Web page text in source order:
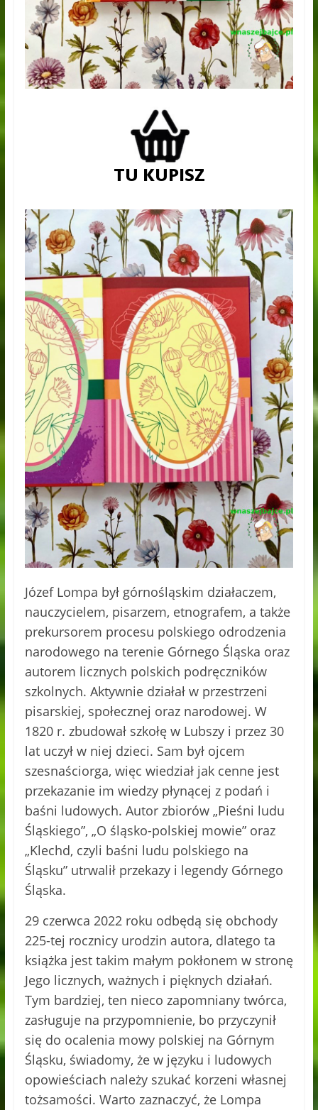
Józef Lompa był górnośląskim działaczem,
nauczycielem, pisarzem, etnografem, a także
prekursorem procesu polskiego odrodzenia
narodowego na terenie Górnego Śląska oraz
autorem licznych polskich podręczników
szkolnych. Aktywnie działał w przestrzeni
pisarskiej, społecznej oraz narodowej. W
1820 r. zbudował szkołę w Lubszy i przez 30
lat uczył w niej dzieci. Sam był ojcem
szesnaściorga, więc wiedział jak cenne jest
przekazanie im wiedzy płynącej z podań i
baśni ludowych. Autor zbiorów „Pieśni ludu
Śląskiego”, „O śląsko-polskiej mowie” oraz
„Klechd, czyli baśni ludu polskiego na
Śląsku” utrwalił przekazy i legendy Górnego
Śląska.
29 czerwca 2022 roku odbędą się obchody
225-tej rocznicy urodzin autora, dlatego ta
książka jest takim małym pokłonem w stronę
Jego licznych, ważnych i pięknych działań.
Tym bardziej, ten nieco zapomniany twórca,
zasługuje na przypomnienie, bo przyczynił
się do ocalenia mowy polskiej na Górnym
Śląsku, świadomy, że w języku i ludowych
opowieściach należy szukać korzeni własnej
tożsamości. Warto zaznaczyć, że Lompa